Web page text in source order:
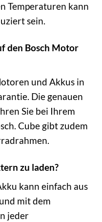
Temperaturen kann
sein.
den Bosch Motor
und Akkus in
Die genauen
Sie bei Ihrem
Cube gibt zudem
zu laden?
kann einfach aus
mit dem
jeder